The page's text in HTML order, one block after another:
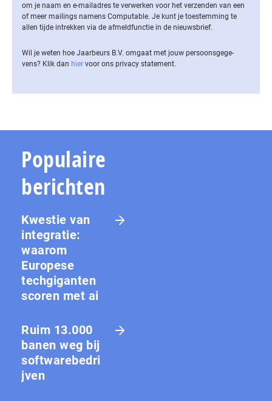
om je naam en e-mailadres te verwerken voor het verzenden van een
of meer mailings namens Computable. Je kunt je toestemming te
allen tijde intrekken via de af­meld­func­tie in de nieuwsbrief.
Wil je weten hoe Jaarbeurs B.V. omgaat met jouw per­soons­ge­ge­
vens? Klik dan hier voor ons privacy statement.
Populaire
berichten
Kwestie van
integratie:
waarom
Europese
techgiganten
scoren met ai
Ruim 13.000
banen weg bij
softwarebedri
jven